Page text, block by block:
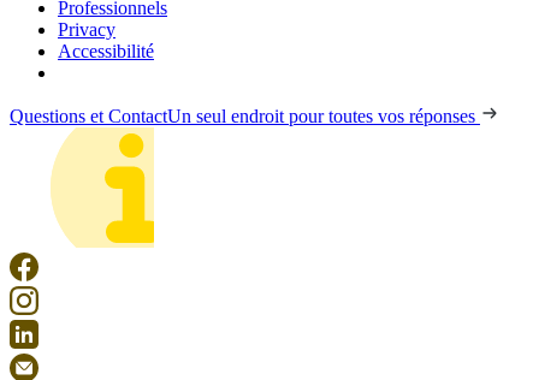
Professionnels
Privacy
Accessibilité
Questions et ContactUn seul endroit pour toutes vos réponses